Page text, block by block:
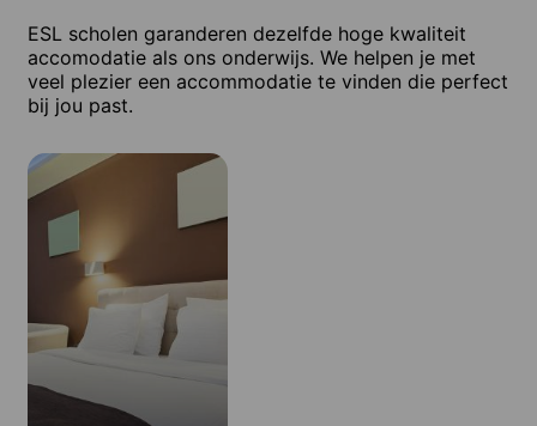
ESL scholen garanderen dezelfde hoge kwaliteit
accomodatie als ons onderwijs. We helpen je met
veel plezier een accommodatie te vinden die perfect
bij jou past.